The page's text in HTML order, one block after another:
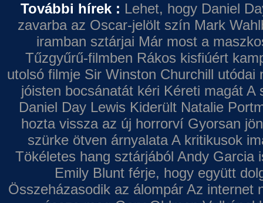
További hírek : Lehet, hogy Daniel
zavarba az Oscar-jelölt szín Mark
iramban sztárjai Már most a
Tűzgyűrű-filmben Rákos kisfiúért
utolsó filmje Sir Winston Churchill utódai
jóisten bocsánatát kéri Kéreti magát A
Daniel Day Lewis Kiderült Natalie
hozta vissza az új horrorví Gyorsan
szürke ötven árnyalata A kritikusok
Tökéletes hang sztárjából Andy Garcia
Emily Blunt férje, hogy együtt
Összeházasodik az álompár Az internet